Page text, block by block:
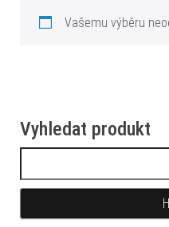
Vašemu výběru
Vyhledat produkt